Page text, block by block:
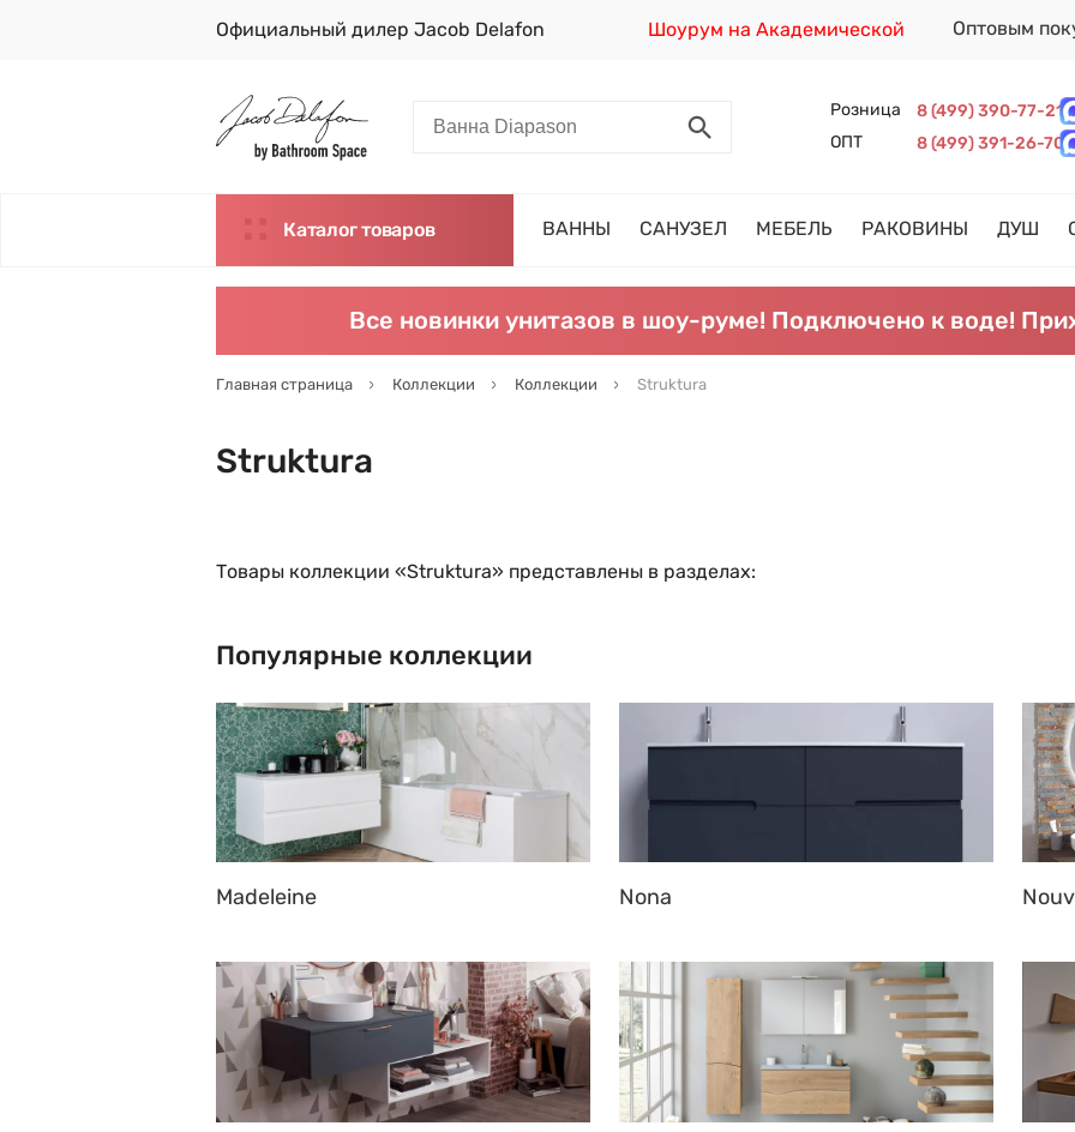
Официальный дилер Jacob Delafon Шоурум на Академической Оптовым
Розница
8 (499) 390-77-21
ОПТ
8 (499) 391-26-70
Каталог товаров ВАННЫ САНУЗЕЛ МЕБЕЛЬ РАКОВИНЫ ДУШ
Все новинки унитазов в шоу-руме! Подключено к воде!
Главная страница Коллекции Коллекции Struktura
Struktura
Товары коллекции «Struktura» представлены в разделах:
Популярные коллекции
Madeleine Nona